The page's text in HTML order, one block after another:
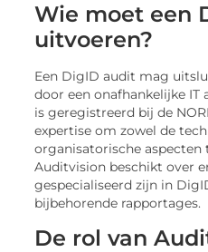
Wie moet een
uitvoeren?
Een DigID audit mag
door een onafhankelijke IT
is geregistreerd bij de
expertise om zowel de
organisatorische aspecten
Auditvision beschikt over
gespecialiseerd zijn in
bijbehorende rapportages.
De rol van